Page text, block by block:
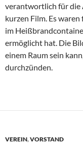
verantwortlich für die
kurzen Film. Es
im
ermöglicht hat. Die
einem Raum sein
durchzünden.
VEREIN,VORSTAND